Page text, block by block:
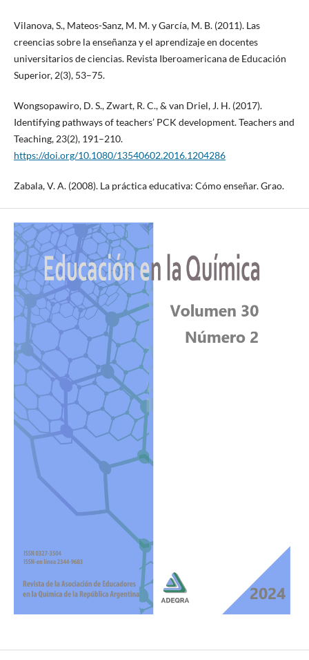
Vilanova, S., Mateos-Sanz, M. M. y García, M. B. (2011). Las
creencias sobre la enseñanza y el aprendizaje en docentes
universitarios de ciencias. Revista Iberoamericana de Educación
Superior, 2(3), 53–75.
Wongsopawiro, D. S., Zwart, R. C., & van Driel, J. H. (2017).
Identifying pathways of teachers’ PCK development. Teachers and
Teaching, 23(2), 191–210.
https://doi.org/10.1080/13540602.2016.1204286
Zabala, V. A. (2008). La práctica educativa: Cómo enseñar. Grao.